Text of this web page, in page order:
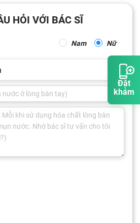
Đặt
khám
HỎI VỚI BÁC SĨ
Nam Nữ